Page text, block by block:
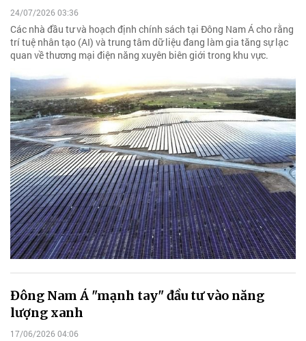
24/07/2026 03:36
Các nhà đầu tư và hoạch định chính sách tại Đông Nam Á cho rằng
trí tuệ nhân tạo (AI) và trung tâm dữ liệu đang làm gia tăng sự lạc
quan về thương mại điện năng xuyên biên giới trong khu vực.
Đông Nam Á "mạnh tay" đầu tư vào năng
lượng xanh
17/06/2026 04:06